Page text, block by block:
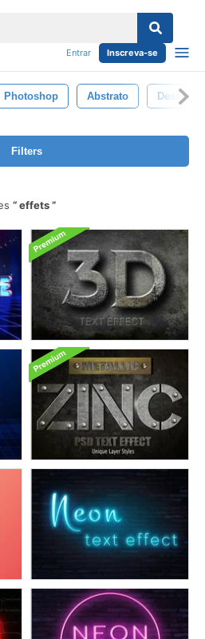
Entrar Inscreva-se
Photoshop Abstrato Desenhar
Filters
effets